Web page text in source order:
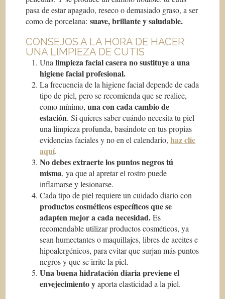
pasa de estar apagado, reseco o demasiado graso, a ser
como de porcelana:suave, brillante y saludable.
CONSEJOS A LA HORA DE HACER
UNA LIMPIEZA DE CUTIS
Unalimpieza facial casera no sustituye a una
higiene facial profesional.
La frecuencia de la higiene facial depende de cada
tipo de piel, pero se recomienda que se realice,
como mínimo,una con cada cambio de
estación. Si quieres saber cuándo necesita tu piel
una limpieza profunda, basándote en tus propias
evidencias faciales y no en el calendario,haz clic
aquí.
No debes extraerte los puntos negros tú
misma, ya que al apretar el rostro puede
inflamarse y lesionarse.
Cada tipo de piel requiere un cuidado diario con
productos cosméticos específicos que se
adapten mejor a cada necesidad.Es
recomendable utilizar productos cosméticos, ya
sean humectantes o maquillajes, libres de aceites e
hipoalergénicos, para evitar que surjan más puntos
negros y que se irrite la piel.
Una buena hidratación diaria previene el
envejecimiento yaporta elasticidad a la piel.